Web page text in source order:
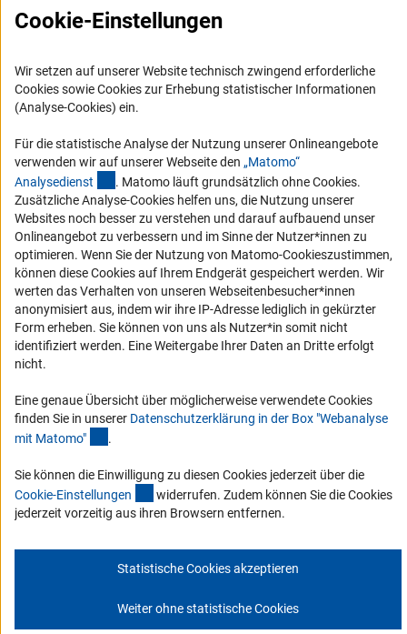
Service
RSS-Feed
Barrierefreiheit
Erklärung zur Barrierefreiheit
Barriere melden
Links
Zum Download des Kodex
DFG-Website
Kontakt
Sie haben Fragen oder möchten einen Verdachtsfall melden?
Cookie-Einstellungen
Wir setzen auf unserer Website technisch zwingend erforderliche
Cookies sowie Cookies zur Erhebung statistischer Informationen
(Analyse-Cookies) ein.
Für die statistische Analyse der Nutzung unserer Onlineangebote
verwenden wir auf unserer Webseite den „Matomo“
Analysedienst (externer Link)
. Matomo läuft grundsätzlich ohne Cookies.
Zusätzliche Analyse-Cookies helfen uns, die Nutzung unserer
Websites noch besser zu verstehen und darauf aufbauend unser
Onlineangebot zu verbessern und im Sinne der Nutzer*innen zu
optimieren. Wenn Sie der Nutzung von Matomo-Cookieszustimmen,
können diese Cookies auf Ihrem Endgerät gespeichert werden. Wir
werten das Verhalten von unseren Webseitenbesucher*innen
anonymisiert aus, indem wir ihre IP-Adresse lediglich in gekürzter
Form erheben. Sie können von uns als Nutzer*in somit nicht
identifiziert werden. Eine Weitergabe Ihrer Daten an Dritte erfolgt
nicht.
Eine genaue Übersicht über möglicherweise verwendete Cookies
finden Sie in unserer Datenschutzerklärung in der Box "Webanalyse
mit Matomo" .
Sie können die Einwilligung zu diesen Cookies jederzeit über die
Cookie-Einstellungen (interner Link)
widerrufen. Zudem können Sie die Cookies
jederzeit vorzeitig aus ihren Browsern entfernen.
Statistische Cookies akzeptieren
Weiter ohne statistische Cookies